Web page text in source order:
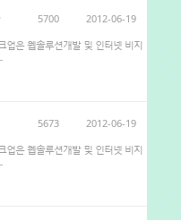
5700 2012-06-19
업은 웹솔루션개발 및 인터넷 비지
5673 2012-06-19
업은 웹솔루션개발 및 인터넷 비지